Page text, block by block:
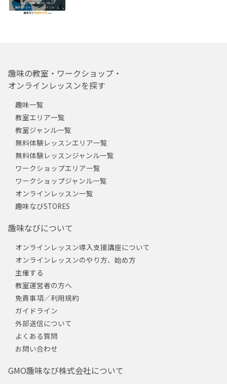
趣味の教室・ワークショップ・
オンラインレッスンを探す
趣味一覧
教室エリア一覧
教室ジャンル一覧
無料体験レッスンエリア一覧
無料体験レッスンジャンル一覧
ワークショップエリア一覧
ワークショップジャンル一覧
オンラインレッスン一覧
趣味なびSTORES
趣味なびについて
オンラインレッスン導入支援講座について
オンラインレッスンのやり方、始め方
主催する
教室運営者の方へ
免責事項／利用規約
ガイドライン
外部送信について
よくある質問
お問い合わせ
GMO趣味なび株式会社について